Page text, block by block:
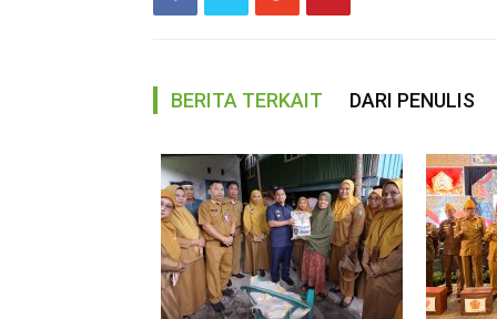
BERITA TERKAIT DARI PENULIS